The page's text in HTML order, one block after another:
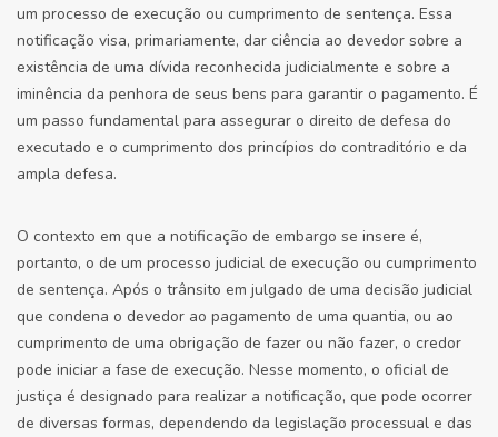
um processo de execução ou cumprimento de sentença. Essa
notificação visa, primariamente, dar ciência ao devedor sobre a
existência de uma dívida reconhecida judicialmente e sobre a
iminência da penhora de seus bens para garantir o pagamento. É
um passo fundamental para assegurar o direito de defesa do
executado e o cumprimento dos princípios do contraditório e da
ampla defesa.
O contexto em que a notificação de embargo se insere é,
portanto, o de um processo judicial de execução ou cumprimento
de sentença. Após o trânsito em julgado de uma decisão judicial
que condena o devedor ao pagamento de uma quantia, ou ao
cumprimento de uma obrigação de fazer ou não fazer, o credor
pode iniciar a fase de execução. Nesse momento, o oficial de
justiça é designado para realizar a notificação, que pode ocorrer
de diversas formas, dependendo da legislação processual e das